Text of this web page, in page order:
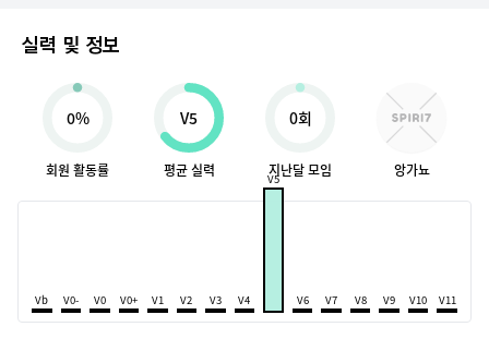
실력 및 정보
0%
회원 활동률
V5
평균 실력
0회
지난달 모임 앙가뇨
Vb V0- V0 V0+ V1 V2 V3 V4
V5
V6 V7 V8 V9 V10 V11